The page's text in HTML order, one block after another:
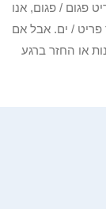
או שקיבלת פריט פגום / פגום, אנו
פריט / ים. אבל אם
או החזר ברגע